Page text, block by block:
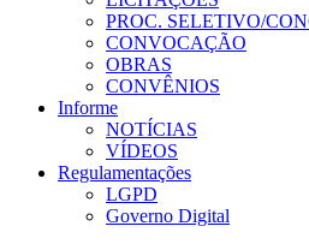
PROC. SELETIVO/
CONVOCAÇÃO
OBRAS
CONVÊNIOS
Informe
NOTÍCIAS
VÍDEOS
Regulamentações
LGPD
Governo Digital